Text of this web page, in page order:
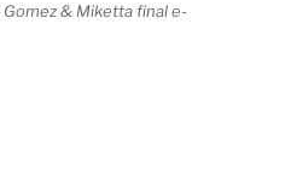
& Miketta final e-